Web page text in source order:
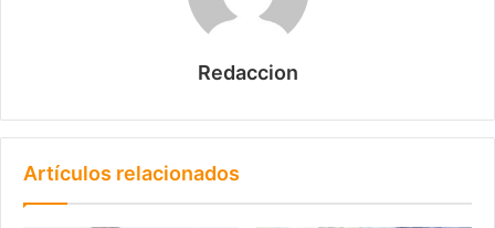
Redaccion
Artículos relacionados